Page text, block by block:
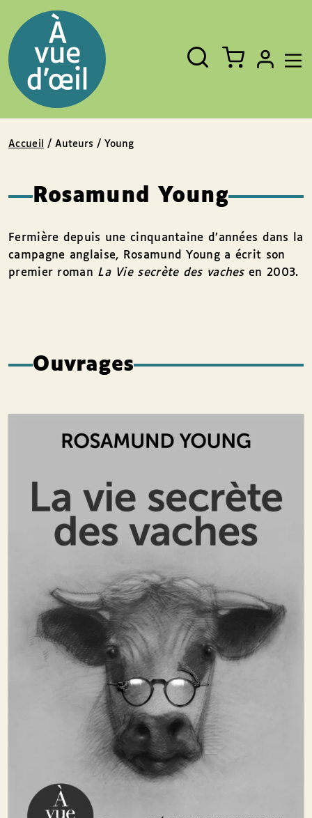
Fermer
Rechercher
un
livre,
un
auteur,
un
EAN
Accueil / Auteurs / Young
Rosamund Young
Fermière depuis une cinquantaine d’années dans la
campagne anglaise, Rosamund Young a écrit son
premier roman La Vie secrète des vachesen 2003.
Ouvrages